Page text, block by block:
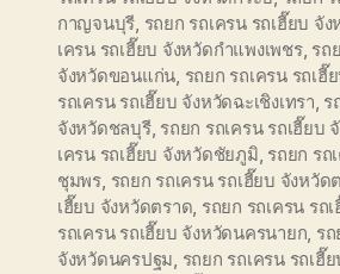
กาญจนบุรี, รถยก รถเครน รถเฮี๊ยบ จั
เครน รถเฮี๊ยบ จังหวัดกำแพงเพชร, รถ
จังหวัดขอนแก่น, รถยก รถเครน รถเ
รถเครน รถเฮี๊ยบ จังหวัดฉะเชิงเทรา, ร
จังหวัดชลบุรี, รถยก รถเครน รถเฮี๊ยบ
เครน รถเฮี๊ยบ จังหวัดชัยภูมิ, รถยก รถ
ชุมพร, รถยก รถเครน รถเฮี๊ยบ จังหวัด
เฮี๊ยบ จังหวัดตราด, รถยก รถเครน รถ
รถเครน รถเฮี๊ยบ จังหวัดนครนายก, ร
จังหวัดนครปฐม, รถยก รถเครน รถเ